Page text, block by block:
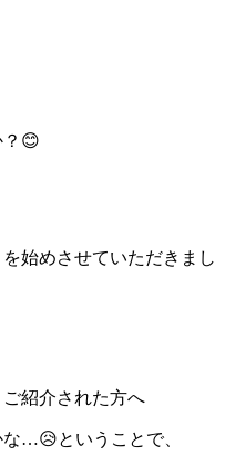
😊
を始めさせていただきまし
紹介された方へ
…😥ということで、